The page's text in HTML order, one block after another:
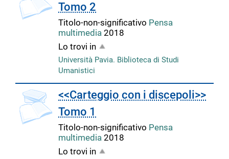
Tomo 2
Titolo-non-significativo Pensa
multimedia2018
Lo trovi in
Università Pavia. Biblioteca di Studi
Umanistici
copertina
<<Carteggio con i discepoli>>
Tomo 1
Titolo-non-significativo Pensa
multimedia2018
Lo trovi in